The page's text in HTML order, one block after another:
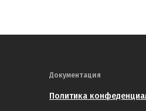
Политика
Документация